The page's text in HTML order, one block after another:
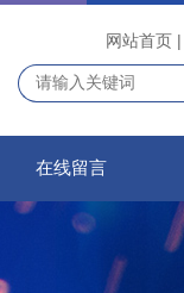
网站首页 |
在线留言